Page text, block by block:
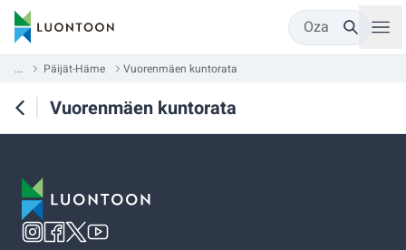
Oza
... Päijät-Häme Vuorenmäen kuntorata
Vuorenmäen kuntorata